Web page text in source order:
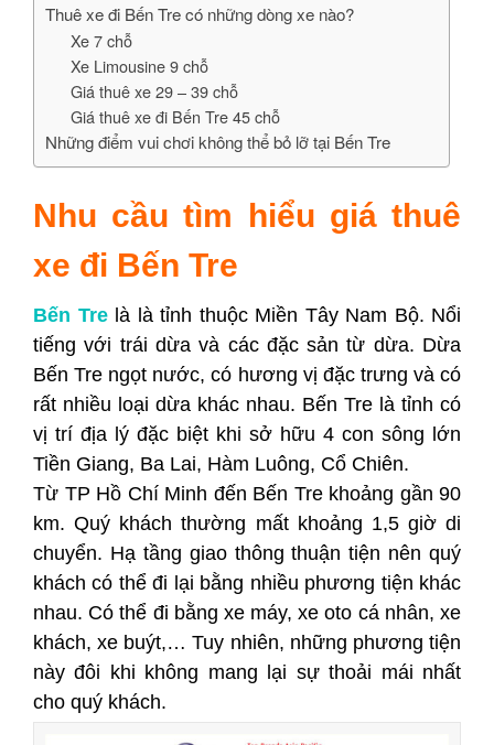
Thuê xe đi Bến Tre có những dòng xe nào?
Xe 7 chỗ
Xe Limousine 9 chỗ
Giá thuê xe 29 – 39 chỗ
Giá thuê xe đi Bến Tre 45 chỗ
Những điểm vui chơi không thể bỏ lỡ tại Bến Tre
Nhu cầu tìm hiểu giá thuê
xe đi Bến Tre
Bến Trelà là tỉnh thuộc Miền Tây Nam Bộ. Nổi
tiếng với trái dừa và các đặc sản từ dừa. Dừa
Bến Tre ngọt nước, có hương vị đặc trưng và có
rất nhiều loại dừa khác nhau. Bến Tre là tỉnh có
vị trí địa lý đặc biệt khi sở hữu 4 con sông lớn
Tiền Giang, Ba Lai, Hàm Luông, Cổ Chiên.
Từ TP Hồ Chí Minh đến Bến Tre khoảng gần 90
km. Quý khách thường mất khoảng 1,5 giờ di
chuyển. Hạ tầng giao thông thuận tiện nên quý
khách có thể đi lại bằng nhiều phương tiện khác
nhau. Có thể đi bằng xe máy, xe oto cá nhân, xe
khách, xe buýt,… Tuy nhiên, những phương tiện
này đôi khi không mang lại sự thoải mái nhất
cho quý khách.